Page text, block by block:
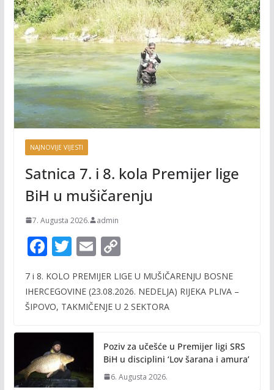
NAJNOVIJE VIJESTI
Satnica 7. i 8. kola Premijer lige
BiH u mušičarenju
7. Augusta 2026. admin
F
e
b
o
k
T
itt
er
E
ai
l
C
p
y
n
k
7 i 8. KOLO PREMIJER LIGE U MUŠIČARENJU BOSNE
IHERCEGOVINE (23.08.2026. NEDELJA) RIJEKA PLIVA –
ŠIPOVO, TAKMIČENJE U 2 SEKTORA
Poziv za učešće u Premijer ligi SRS
BiH u disciplini ‘Lov šarana i amura’
6. Augusta 2026.